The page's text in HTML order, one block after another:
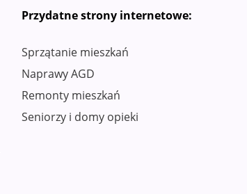
Przydatne strony internetowe:
Sprzątanie mieszkań
Naprawy AGD
Remonty mieszkań
Seniorzy i domy opieki